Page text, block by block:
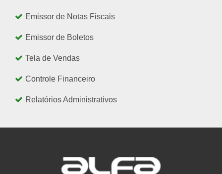
Emissor de Notas Fiscais
Emissor de Boletos
Tela de Vendas
Controle Financeiro
Relatórios Administrativos